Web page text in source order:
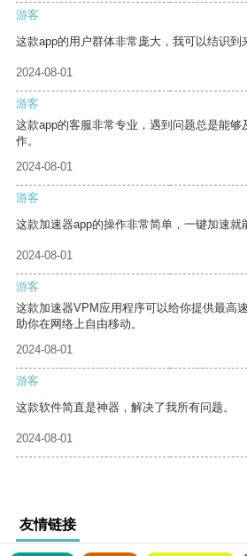
游客
这款app的用户群体非常庞大，我可以结识到
2024-08-01
游客
这款app的客服非常专业，遇到问题总是能
作。
2024-08-01
游客
这款加速器app的操作非常简单，一键加速就
2024-08-01
游客
这款加速器VPM应用程序可以给你提供最高
助你在网络上自由移动。
2024-08-01
游客
这款软件简直是神器，解决了我所有问题。
2024-08-01
友情链接